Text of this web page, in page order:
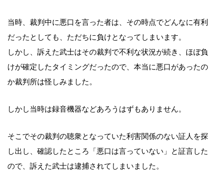
当時、裁判中に悪口を言った者は、その時点でどんなに有利
だったとしても、ただちに負けとなってしまいます。
しかし、訴えた武士はその裁判で不利な状況が続き、ほぼ負
けが確定したタイミングだったので、本当に悪口があったの
か裁判所は怪しみました。
しかし当時は録音機器などあろうはずもありません。
そこでその裁判の聴衆となっていた利害関係のない証人を探
し出し、確認したところ「悪口は言っていない」と証言した
ので、訴えた武士は逮捕されてしまいました。